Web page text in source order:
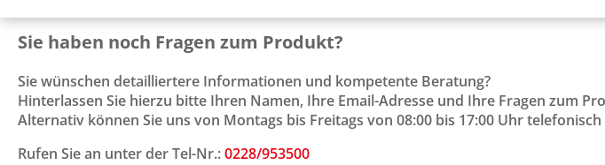
Sie haben noch Fragen zum Produkt?
Sie wünschen detailliertere Informationen und kompetente Beratung?
Hinterlassen Sie hierzu bitte Ihren Namen, Ihre Email-Adresse und Ihre Fragen zum
Alternativ können Sie uns von Montags bis Freitags von 08:00 bis 17:00 Uhr
Rufen Sie an unter der Tel-Nr.:0228/953500